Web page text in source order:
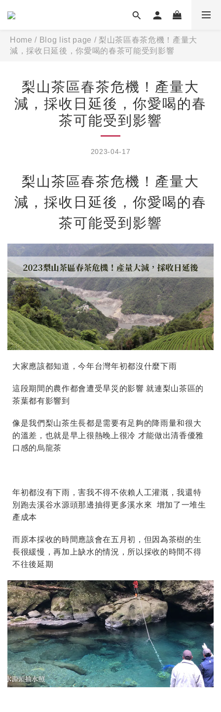
Home / Blog list page /梨山茶區春茶危機！產量大
減，採收日延後，你愛喝的春茶可能受到影響
梨山茶區春茶危機！產量大
減，採收日延後，你愛喝的春
茶可能受到影響
2023-04-17
梨山茶區春茶危機！產量大
減，採收日延後，你愛喝的春
茶可能受到影響
大家應該都知道，今年台灣年初都沒什麼下雨
這段期間的農作都會遭受旱災的影響 就連梨山茶區的
茶葉都有影響到
像是我們梨山茶生長都是需要有足夠的降雨量和很大
的溫差，也就是早上很熱晚上很冷 才能做出清香優雅
口感的烏龍茶
年初都沒有下雨，害我不得不依賴人工灌溉，我還特
別跑去溪谷水源頭那邊抽得更多溪水來 增加了一堆生
產成本
而原本採收的時間應該會在五月初，但因為茶樹的生
長很緩慢，再加上缺水的情況，所以採收的時間不得
不往後延期